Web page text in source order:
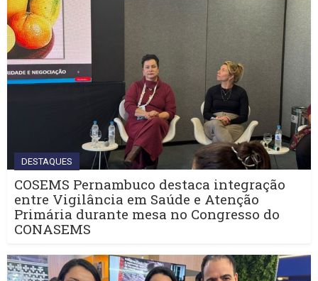
DESTAQUES
COSEMS Pernambuco destaca integração
entre Vigilância em Saúde e Atenção
Primária durante mesa no Congresso do
CONASEMS